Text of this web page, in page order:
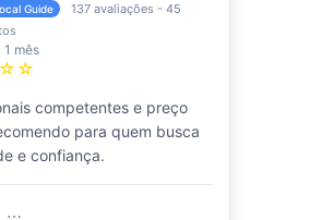
Guide
137 avaliações - 45
1 mês
competentes e preço
para quem busca
e confiança.